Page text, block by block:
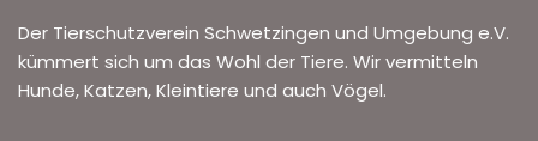
15.07.2024 in der Viktoriastrasse in Oftersheim vermisst.
Er ist nicht kastriert, nicht gechipt und nicht tätowiert.
Bei Sichtung bitte melden unter 0176/21901028